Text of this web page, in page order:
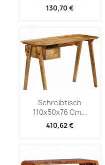
130,70 €
Schreibtisch
110x50x76 Cm...
410,62 €